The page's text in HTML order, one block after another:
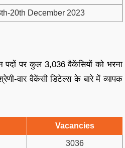
20th December 2023
पदों पर कुल 3,036 वैकेंसियों को भरना
वार वैकेंसी डिटेल्स के बारे में व्यापक
Vacancies
3036